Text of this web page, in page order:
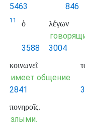
5463
846
11 ὁ
3588
λέγων
3004
κοινωνεῖ
имеет общение
2841
πονηροῖς.
злыми.